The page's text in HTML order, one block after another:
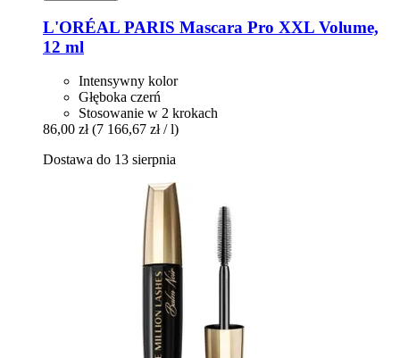
L'ORÉAL PARIS Mascara Pro XXL Volume,
12 ml
Intensywny kolor
Głęboka czerń
Stosowanie w 2 krokach
86,00 zł (7 166,67 zł / l)
Dostawa do 13 sierpnia